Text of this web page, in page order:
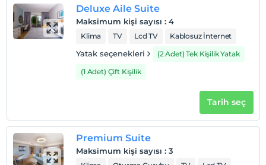
Deluxe Aile Suite
Maksimum kişi sayısı : 4
Klima TV Lcd TV Kablosuz İnternet
Yatak seçenekleri
(2 Adet) Tek Kişilik Yatak
(1 Adet) Çift Kişilik
Tarih seç
Premium Suite
Maksimum kişi sayısı : 3